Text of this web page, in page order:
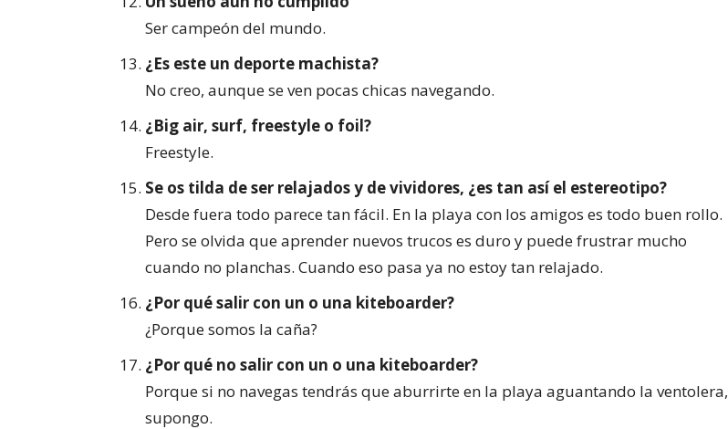
Ser campeón del mundo.
¿Es este un deporte machista?
No creo, aunque se ven pocas chicas navegando.
¿Big air, surf, freestyle o foil?
Freestyle.
Se os tilda de ser relajados y de vividores, ¿es tan así el estereotipo?
Desde fuera todo parece tan fácil. En la playa con los amigos es todo buen rollo.
Pero se olvida que aprender nuevos trucos es duro y puede frustrar mucho
cuando no planchas. Cuando eso pasa ya no estoy tan relajado.
¿Por qué salir con un o una kiteboarder?
¿Porque somos la caña?
¿Por qué no salir con un o una kiteboarder?
Porque si no navegas tendrás que aburrirte en la playa aguantando la ventolera,
supongo.